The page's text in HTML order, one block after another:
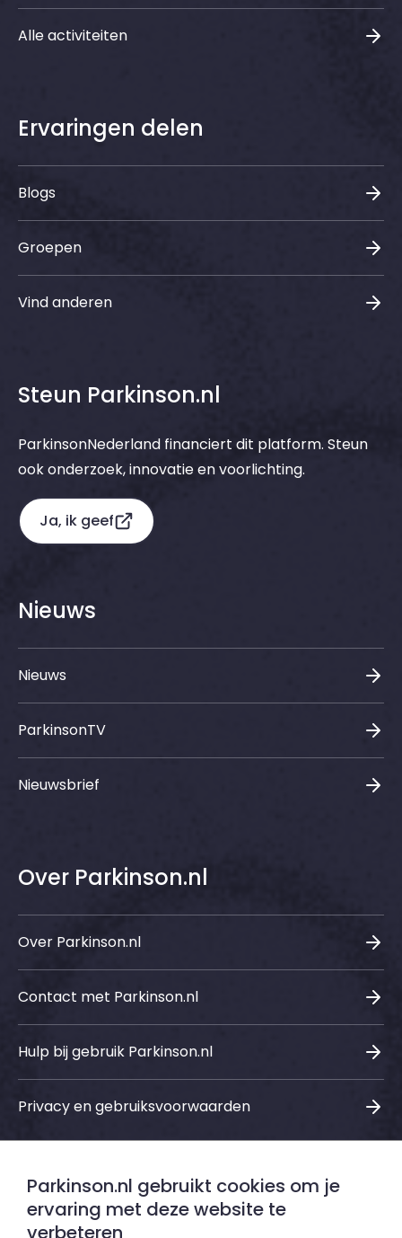
Alle activiteiten
Ervaringen delen
Blogs
Groepen
Vind anderen
Steun Parkinson.nl
ParkinsonNederland financiert dit platform. Steun
ook onderzoek, innovatie en voorlichting.
Ja, ik geef
Nieuws
Nieuws
ParkinsonTV
Nieuwsbrief
Over Parkinson.nl
Over Parkinson.nl
Contact met Parkinson.nl
Hulp bij gebruik Parkinson.nl
Privacy en gebruiksvoorwaarden
Sociale media
Parkinson.nl gebruikt cookies om je
ervaring met deze website te
verbeteren